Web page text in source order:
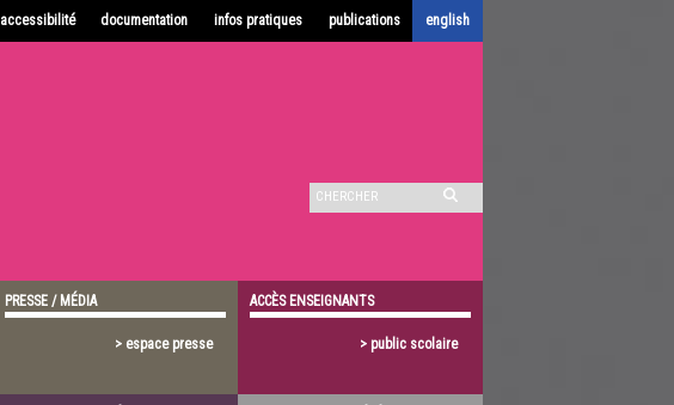
accessibilité documentation infos pratiques publications english
PRESSE / MÉDIA
> espace presse
ACCÈS ENSEIGNANTS
> public scolaire